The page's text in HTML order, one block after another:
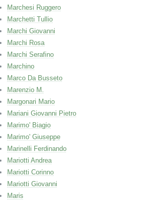
Marchesi Ruggero
Marchetti Tullio
Marchi Giovanni
Marchi Rosa
Marchi Serafino
Marchino
Marco Da Busseto
Marenzio M.
Margonari Mario
Mariani Giovanni Pietro
Marimo' Biagio
Marimo' Giuseppe
Marinelli Ferdinando
Mariotti Andrea
Mariotti Corinno
Mariotti Giovanni
Maris